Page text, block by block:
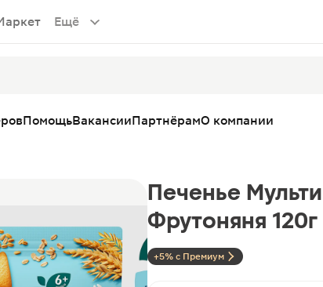
Ещё
ПомощьВакансииПартнёрамО компании
+5% с Премиум
Печенье
Фрутоняня 120г